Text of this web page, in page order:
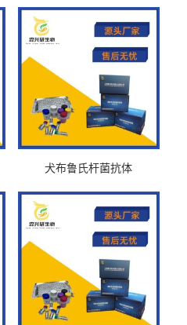
犬布鲁氏杆菌抗体